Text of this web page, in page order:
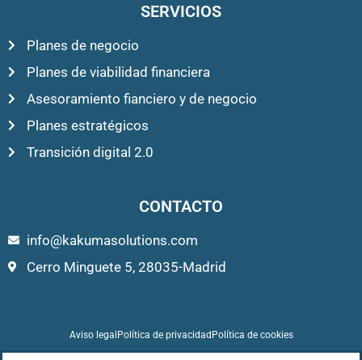
SERVICIOS
Planes de negocio
Planes de viabilidad financiera
Asesoramiento fianciero y de negocio
Planes estratégicos
Transición digital 2.0
CONTACTO
info@kakumasolutions.com
Cerro Minguete 5, 28035-Madrid
Aviso legalPolítica de privacidadPolítica de cookies